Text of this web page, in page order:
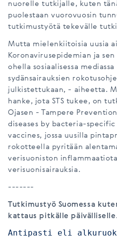
nuorelle tutkijalle, kuten
puolestaan vuorovuosin
tutkimustyötä tekevälle
Mutta mielenkiitoisia uusia
Koronavirusepidemian ja
ohella sosiaalisessa
sydänsairauksien
julkistettukaan, - aiheetta.
hanke, jota STS tukee, on
Ojasen - Tampere
diseases by bacteria-
vaccines, jossa uusilla
rokotteella pyritään
verisuoniston
verisuonisairauksia.
-------
Tutkimustyö Suomessa
kattaus pitkälle
Antipasti eli